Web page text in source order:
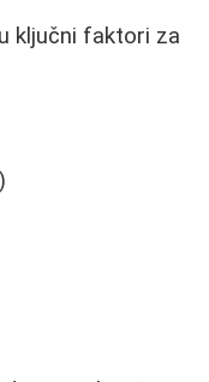
ključni faktori za